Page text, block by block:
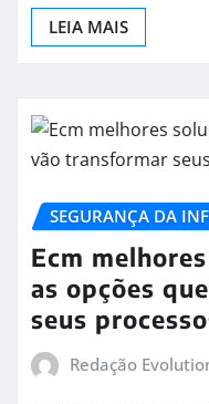
LEIA MAIS
SEGURANÇA DA
Ecm
as opções
seus
Redação